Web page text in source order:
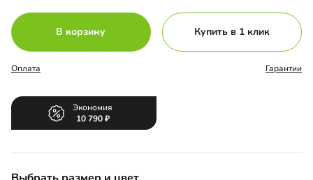
В корзину Купить в 1 клик
Оплата Гарантии
Экономия
10 790